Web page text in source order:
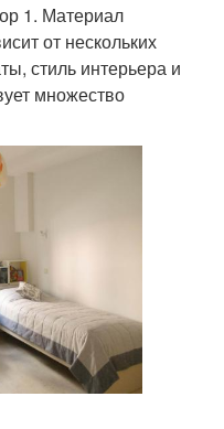
1. Материал
от нескольких
стиль интерьера и
множество